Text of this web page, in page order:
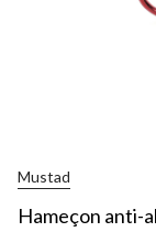
Mustad
Hameçon anti-